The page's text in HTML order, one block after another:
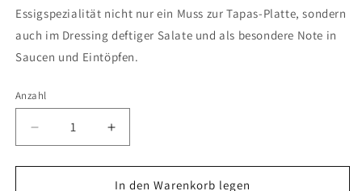
Essigspezialität nicht nur ein Muss zur Tapas-Platte, sondern
auch im Dressing deftiger Salate und als besondere Note in
Saucen und Eintöpfen.
Anzahl
Anzahl
Verringere
die
Menge
Erhöhe
die
Menge
für
In den Warenkorb legen